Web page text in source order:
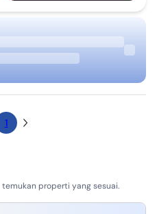
1
properti yang sesuai.